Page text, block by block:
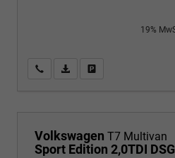
19%
Wir rufen Sie anPDF-Fahrzeugexposé
Volkswagen T7 Multivan
Sport Edition 2,0TDI